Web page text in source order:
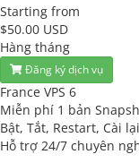
Starting from
$50.00 USD
Hàng tháng
Đăng ký dịch vụ
France VPS 6
Miễn phí 1 bản
Bật, Tắt, Restart, Cài
Hỗ trợ 24/7 chuyên